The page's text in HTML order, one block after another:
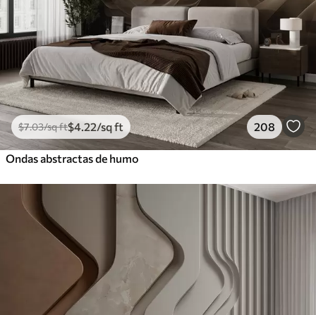
$7.03/sq ft$4 .22/sq ft 208
Ondas abstractas de humo